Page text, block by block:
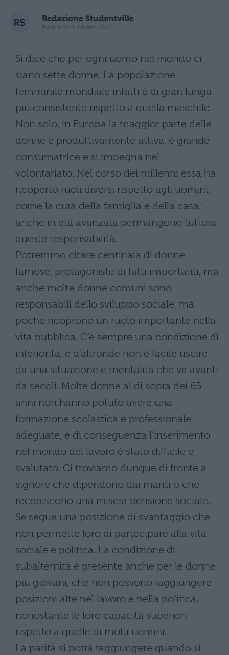
Redazione Studentville
Pubblicato il 26 gen 2012
Si dice che per ogni uomo nel mondo ci
siano sette donne. La popolazione
femminile mondiale infatti è di gran lunga
più consistente rispetto a quella maschile.
Non solo, in Europa la maggior parte delle
donne è produttivamente attiva, è grande
consumatrice e si impegna nel
volontariato. Nel corso dei millenni essa ha
ricoperto ruoli diversi rispetto agli uomini,
come la cura della famiglia e della casa;
anche in età avanzata permangono tuttora
queste responsabilità.
Potremmo citare centinaia di donne
famose, protagoniste di fatti importanti, ma
anche molte donne comuni sono
responsabili dello sviluppo sociale, ma
poche ricoprono un ruolo importante nella
vita pubblica. C’è sempre una condizione di
inferiorità, e d’altronde non è facile uscire
da una situazione e mentalità che va avanti
da secoli. Molte donne al di sopra dei 65
anni non hanno potuto avere una
formazione scolastica e professionale
adeguate, e di conseguenza l’inserimento
nel mondo del lavoro è stato difficile e
svalutato. Ci troviamo dunque di fronte a
signore che dipendono dai mariti o che
recepiscono una misera pensione sociale.
Se segue una posizione di svantaggio che
non permette loro di partecipare alla vita
sociale e politica. La condizione di
subalternità è presente anche per le donne
più giovani, che non possono raggiungere
posizioni alte nel lavoro e nella politica,
nonostante le loro capacità superiori
rispetto a quelle di molti uomini.
La parità si potrà raggiungere quando si